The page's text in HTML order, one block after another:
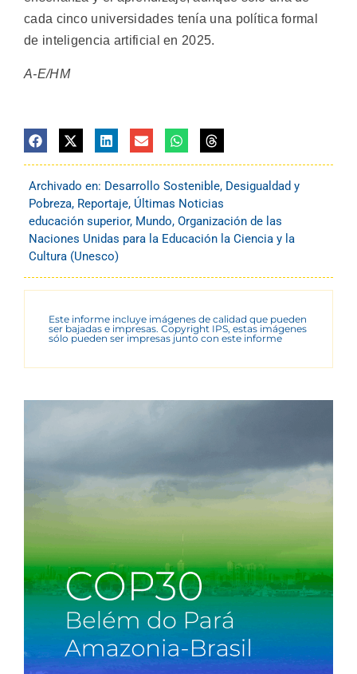
cada cinco universidades tenía una política formal
de inteligencia artificial en 2025.
A-E/HM
Archivado en: Desarrollo Sostenible, Desigualdad y
Pobreza, Reportaje, Últimas Noticias
educación superior, Mundo, Organización de las
Naciones Unidas para la Educación la Ciencia y la
Cultura (Unesco)
Este informe incluye imágenes de calidad que pueden
ser bajadas e impresas. Copyright IPS, estas imágenes
sólo pueden ser impresas junto con este informe